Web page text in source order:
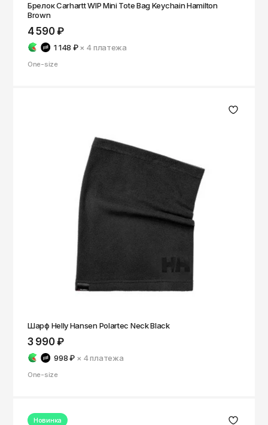
Брелок Carhartt WIP Mini Tote Bag Keychain Hamilton
Brown
4 590 ₽
1 148 ₽ × 4платежа
One-size
Шарф Helly Hansen Polartec Neck Black
3 990 ₽
998 ₽ × 4платежа
One-size
Новинка